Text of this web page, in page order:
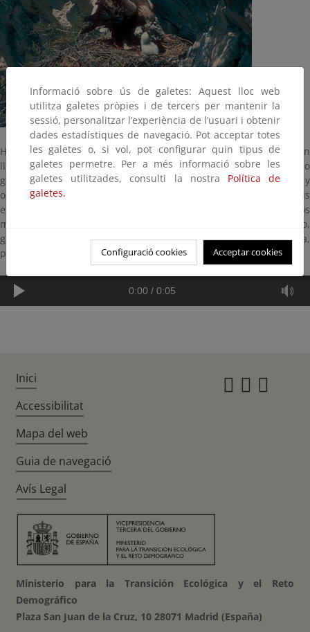
Habita principalmente en zonas montañosas y también en
llanuras con algún buen sitio para nidificar. Construye el nido
generalmente en un saliente rocoso, con o sin extraplomo, y
ocasionalmente en árboles. Es el águila más grande de todas las
españolas. Mide de 76 a 89 centímetros y caza pequeños
mamíferos como perdices y liebres que lleva al nido,
generalmente situado en la parte más baja del territorio de caza,
para que el transporte sea lo menos penoso posible.
0:00 / 0:05
Informació sobre ús de galetes: Aquest lloc web
utilitza galetes pròpies i de tercers per mantenir la
sessió, personalitzar l’experiència de l’usuari i obtenir
dades estadístiques de navegació. Pot acceptar totes
les galetes o, si vol, pot configurar quin tipus de
galetes permetre. Per a més informació sobre les
galetes utilitzades, consulti la nostra Política de
galetes.
Configuració cookies Acceptar cookies
Inici
Accessibilitat
Mapa del web
Guia de navegació
Avís Legal
Ministerio para la Transición Ecológica y el Reto
Demográfico
Plaza San Juan de la Cruz, 10 28071 Madrid (España)